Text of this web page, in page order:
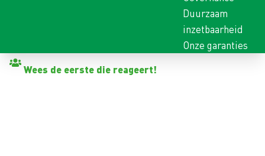
Duurzaam
inzetbaarheid
Onze garanties
Wees de eerste die reageert!